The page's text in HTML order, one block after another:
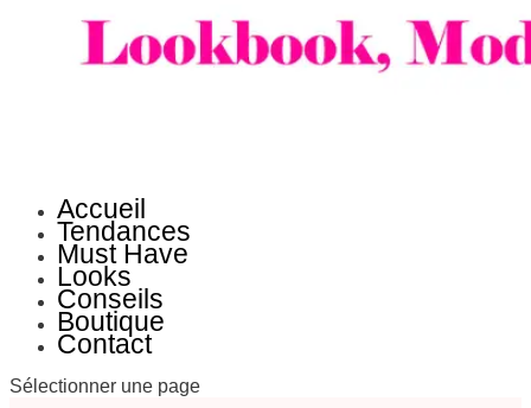
Accueil
Tendances
Must Have
Looks
Conseils
Boutique
Contact
Sélectionner une page